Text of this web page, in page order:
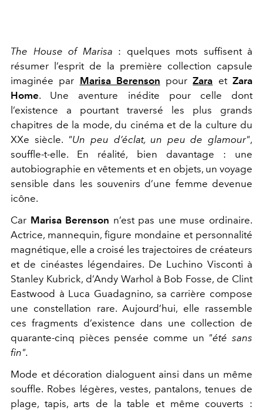
The House of Marisa : quelques mots suffisent à
résumer l’esprit de la première collection capsule
imaginée par Marisa Berenson pourZara etZara
Home. Une aventure inédite pour celle dont
l’existence a pourtant traversé les plus grands
chapitres de la mode, du cinéma et de la culture du
XXe siècle. "Un peu d’éclat, un peu de glamour",
souffle-t-elle. En réalité, bien davantage : une
autobiographie en vêtements et en objets, un voyage
sensible dans les souvenirs d’une femme devenue
icône.
Car Marisa Berenson n’est pas une muse ordinaire.
Actrice, mannequin, figure mondaine et personnalité
magnétique, elle a croisé les trajectoires de créateurs
et de cinéastes légendaires. De Luchino Visconti à
Stanley Kubrick, d’Andy Warhol à Bob Fosse, de Clint
Eastwood à Luca Guadagnino, sa carrière compose
une constellation rare. Aujourd’hui, elle rassemble
ces fragments d’existence dans une collection de
quarante-cinq pièces pensée comme un "été sans
fin".
Mode et décoration dialoguent ainsi dans un même
souffle. Robes légères, vestes, pantalons, tenues de
plage, tapis, arts de la table et même couverts :